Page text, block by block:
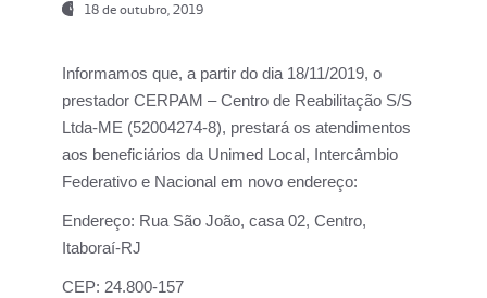
18 de outubro, 2019
Informamos que, a partir do dia 18/11/2019, o
prestador CERPAM – Centro de Reabilitação S/S
Ltda-ME (52004274-8), prestará os atendimentos
aos beneficiários da Unimed Local, Intercâmbio
Federativo e Nacional em novo endereço:
Endereço: Rua São João, casa 02, Centro,
Itaboraí-RJ
CEP: 24.800-157